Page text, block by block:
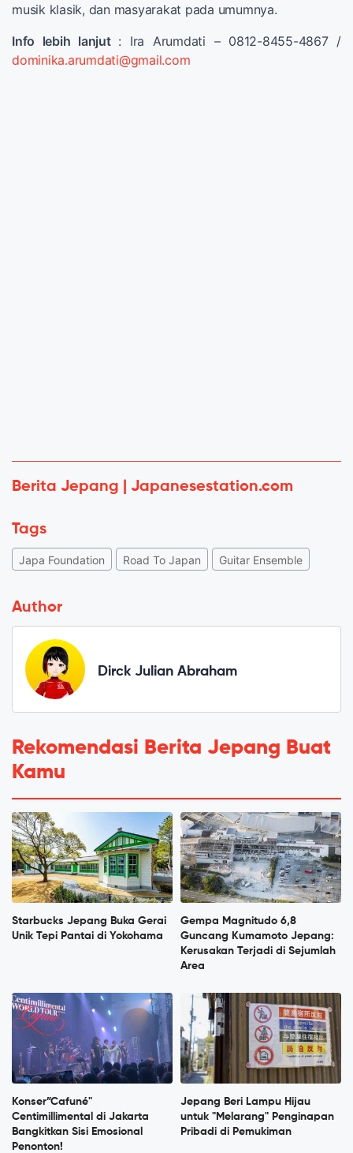
musik klasik, dan masyarakat pada umumnya.
Info lebih lanjut : Ira Arumdati – 0812-8455-4867 /
dominika.arumdati@gmail.com
Berita Jepang | Japanesestation.com
Tags
Japa Foundation Road To Japan Guitar Ensemble
Author
Dirck Julian Abraham
Rekomendasi Berita Jepang Buat
Kamu
Starbucks Jepang Buka Gerai
Unik Tepi Pantai di Yokohama
Gempa Magnitudo 6,8
Guncang Kumamoto Jepang:
Kerusakan Terjadi di Sejumlah
Area
Konser”Cafuné"
Centimillimental di Jakarta
Bangkitkan Sisi Emosional
Penonton!
Jepang Beri Lampu Hijau
untuk "Melarang" Penginapan
Pribadi di Pemukiman